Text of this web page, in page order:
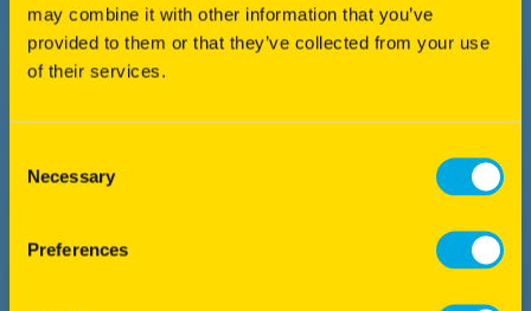
may combine it with other information that you’ve
provided to them or that they’ve collected from your use
of their services.
Selection
Necessary
Preferences